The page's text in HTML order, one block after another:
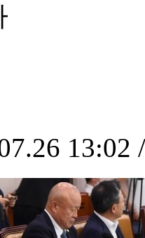
13:02